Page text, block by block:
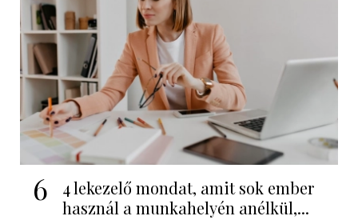
6
4 lekezelő mondat, amit sok ember
használ a munkahelyén anélkül,...